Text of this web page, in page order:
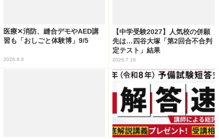
医療✕消防、縫合デモやAED講
習も「おしごと体験博」9/5
2026.8.6
【中学受験2027】人気校の併願
先は…四谷大塚「第2回合不合判
定テスト」結果
2026.7.16